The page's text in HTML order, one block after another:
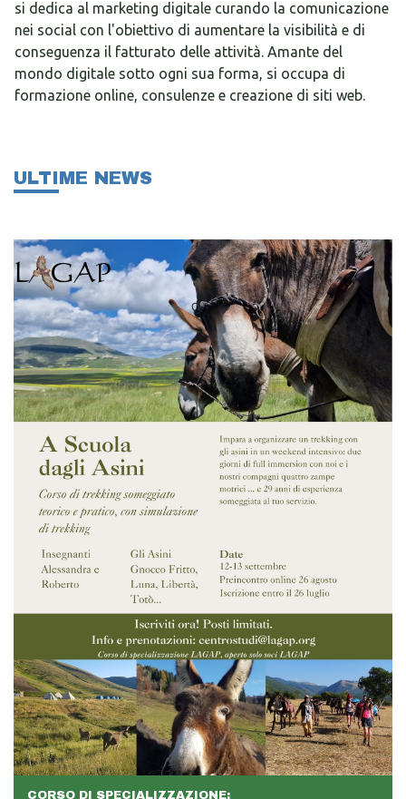
si dedica al marketing digitale curando la comunicazione
nei social con l'obiettivo di aumentare la visibilità e di
conseguenza il fatturato delle attività. Amante del
mondo digitale sotto ogni sua forma, si occupa di
formazione online, consulenze e creazione di siti web.
ULTIME NEWS
CORSO DI SPECIALIZZAZIONE: